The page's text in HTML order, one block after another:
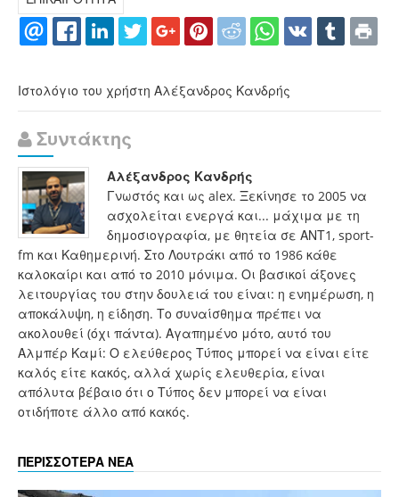
Ιστολόγιο του χρήστη Αλέξανδρος Κανδρής
Συντάκτης
Αλέξανδρος Κανδρής
Γνωστός και ως alex. Ξεκίνησε το 2005 να
ασχολείται ενεργά και... μάχιμα με τη
δημοσιογραφία, με θητεία σε ΑΝΤ1, sport-
fm και Καθημερινή. Στο Λουτράκι από το 1986 κάθε
καλοκαίρι και από το 2010 μόνιμα. Οι βασικοί άξονες
λειτουργίας του στην δουλειά του είναι: η ενημέρωση, η
αποκάλυψη, η είδηση. Το συναίσθημα πρέπει να
ακολουθεί (όχι πάντα). Αγαπημένο μότο, αυτό του
Αλμπέρ Καμί: Ο ελεύθερος Τύπος μπορεί να είναι είτε
καλός είτε κακός, αλλά χωρίς ελευθερία, είναι
απόλυτα βέβαιο ότι ο Τύπος δεν μπορεί να είναι
οτιδήποτε άλλο από κακός.
ΠΕΡΙΣΣΟΤΕΡΑ ΝΕΑ